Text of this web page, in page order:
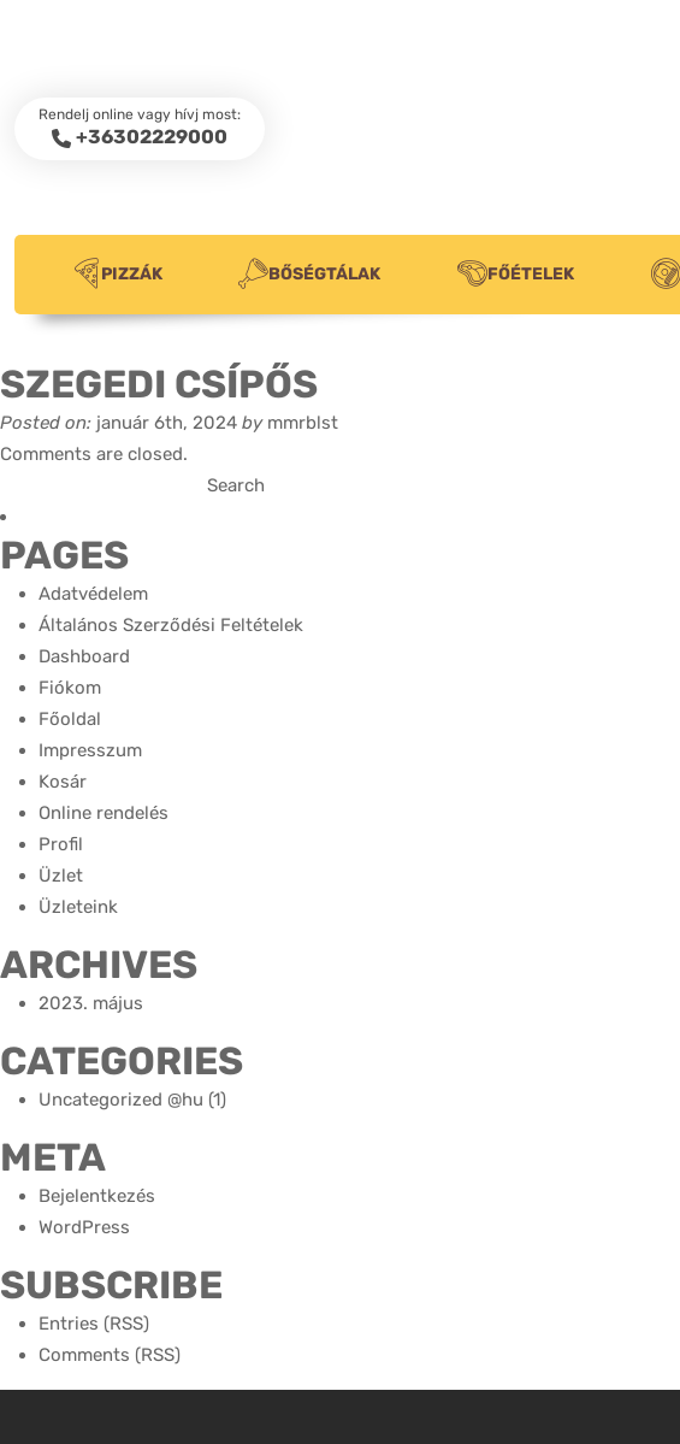
Rendelj online vagy hívj most:
+36302229000
PIZZÁK BŐSÉGTÁLAK FŐÉTELEK
SZEGEDI CSÍPŐS
Posted on: január 6th, 2024 bymmrblst
Comments are closed.
for:
PAGES
Adatvédelem
Általános Szerződési Feltételek
Dashboard
Fiókom
Főoldal
Impresszum
Kosár
Online rendelés
Profil
Üzlet
Üzleteink
ARCHIVES
2023. május
CATEGORIES
Uncategorized @hu (1)
META
Bejelentkezés
WordPress
SUBSCRIBE
Entries (RSS)
Comments (RSS)